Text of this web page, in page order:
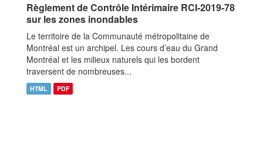
Règlement de Contrôle Intérimaire RCI-2019-78
sur les zones inondables
Le territoire de la Communauté métropolitaine de
Montréal est un archipel. Les cours d’eau du Grand
Montréal et les milieux naturels qui les bordent
traversent de nombreuses...
HTML PDF